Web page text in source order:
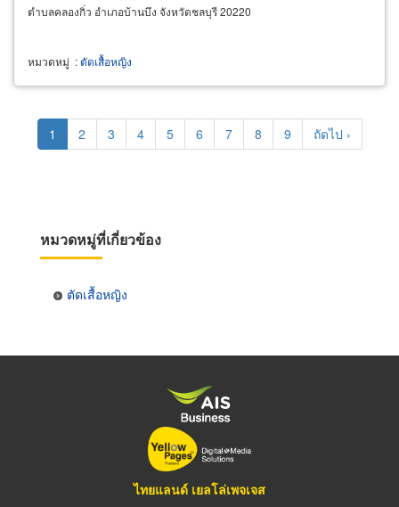
ตำบลคลองกิ่ว อำเภอบ้านบึง จังหวัดชลบุรี 20220
หมวดหมู่ :ตัดเสื้อหญิง
Pagination
Current
page
1 Page
2 Page
3 Page
4 Page
5 Page
6 Page
7 Page
8 Page
9
Next
page
ถัดไป ›
หมวดหมู่ที่เกี่ยวข้อง
ตัดเสื้อหญิง
ไทยแลนด์ เยลโล่เพจเจส